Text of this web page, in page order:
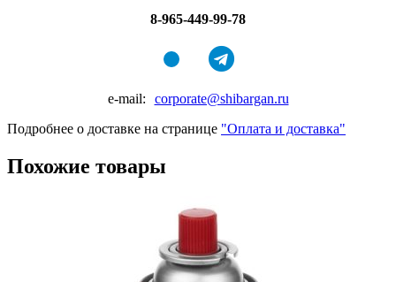
8-965-449-99-78
e-mail:
corporate@shibargan.ru
Подробнее о доставке на странице "Оплата и доставка"
Похожие товары